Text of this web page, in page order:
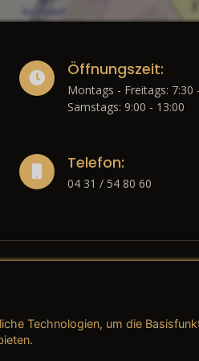
Öffnungszeit:
Montags - Freitags: 7:30
Samstags: 9:00 - 13:00
Telefon:
04 31 / 54 80 60
→
Technologien, um die